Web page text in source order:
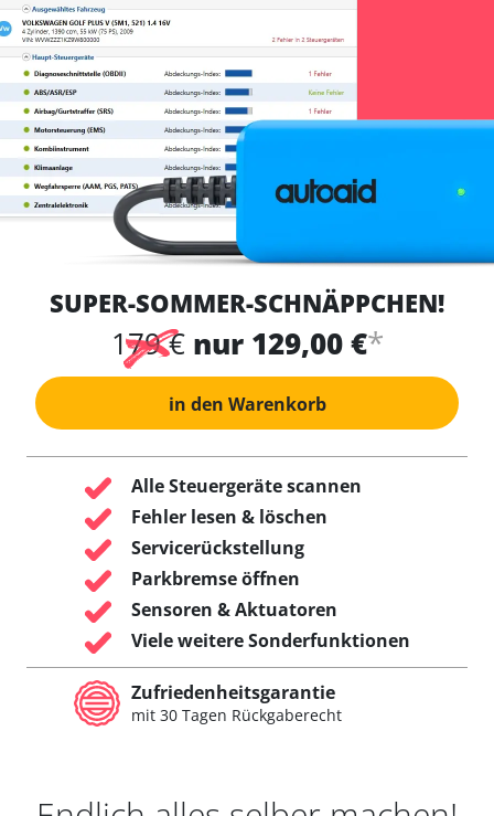
SUPER-SOMMER-SCHNÄPPCHEN!
179 € nur 129,00 €*
in den Warenkorb
Alle Steuergeräte scannen
Fehler lesen & löschen
Servicerückstellung
Parkbremse öffnen
Sensoren & Aktuatoren
Viele weitere Sonderfunktionen
Zufriedenheitsgarantie
mit 30 Tagen Rückgaberecht